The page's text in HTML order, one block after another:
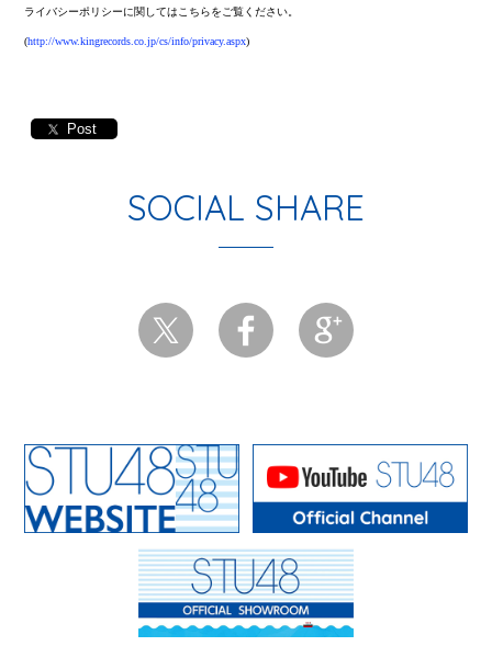
ライバシーポリシーに関してはこちらをご覧ください。
(http://www.kingrecords.co.jp/cs/info/privacy.aspx)
Post
SOCIAL SHARE